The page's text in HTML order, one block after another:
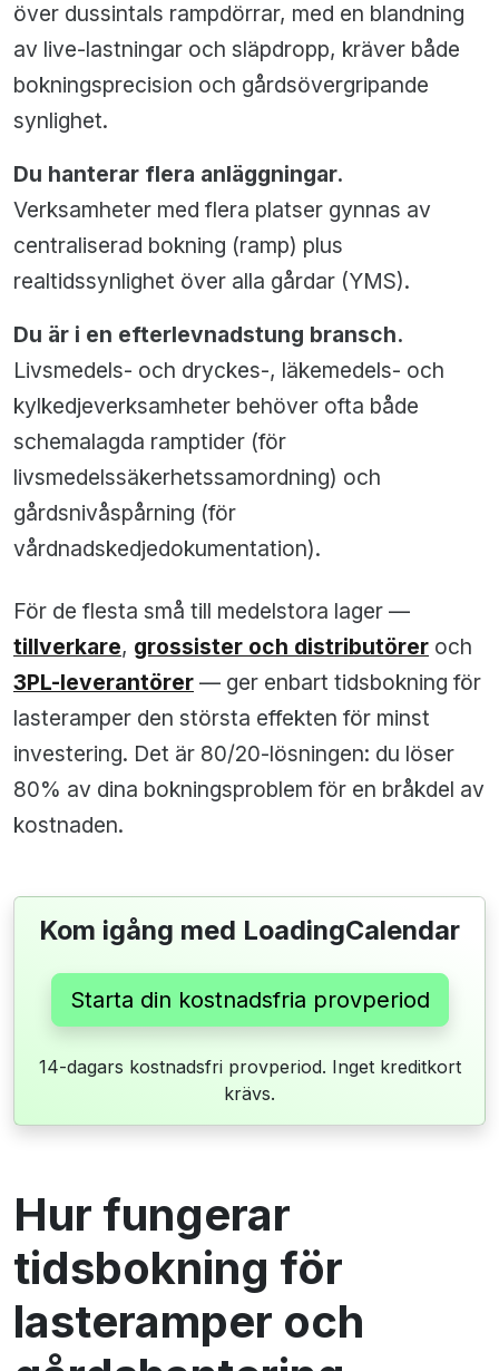
över dussintals rampdörrar, med en blandning
av live-lastningar och släpdropp, kräver både
bokningsprecision och gårdsövergripande
synlighet.
Du hanterar flera anläggningar.
Verksamheter med flera platser gynnas av
centraliserad bokning (ramp) plus
realtidssynlighet över alla gårdar (YMS).
Du är i en efterlevnadstung bransch.
Livsmedels- och dryckes-, läkemedels- och
kylkedjeverksamheter behöver ofta både
schemalagda ramptider (för
livsmedelssäkerhetssamordning) och
gårdsnivåspårning (för
vårdnadskedjedokumentation).
För de flesta små till medelstora lager —
tillverkare, grossister och distributörer och
3PL-leverantörer — ger enbart tidsbokning för
lasteramper den största effekten för minst
investering. Det är 80/20-lösningen: du löser
80% av dina bokningsproblem för en bråkdel av
kostnaden.
Kom igång med LoadingCalendar
Starta din kostnadsfria provperiod
14-dagars kostnadsfri provperiod. Inget kreditkort
krävs.
Hur fungerar
tidsbokning för
lasteramper och